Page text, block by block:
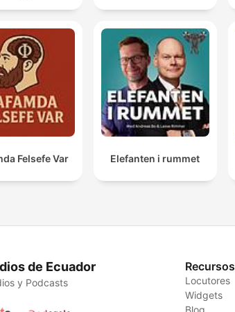
Felsefe Var Elefanten i rummet
de Ecuador
y Podcasts
Recursos
Locutores
Widgets
Blog